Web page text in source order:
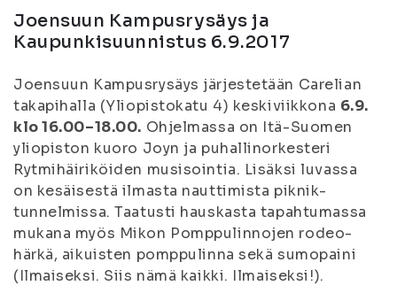
Joensuun Kampusrysäys ja
Kaupunkisuunnistus 6.9.2017
Joensuun Kampusrysäys järjestetään Carelian
takapihalla (Yliopistokatu 4) keskiviikkona 6.9.
klo 16.00–18.00. Ohjelmassa on Itä-Suomen
yliopiston kuoro Joyn ja puhallinorkesteri
Rytmihäiriköiden musisointia. Lisäksi luvassa
on kesäisestä ilmasta nauttimista piknik-
tunnelmissa. Taatusti hauskasta tapahtumassa
mukana myös Mikon Pomppulinnojen rodeo-
härkä, aikuisten pomppulinna sekä sumopaini
(Ilmaiseksi. Siis nämä kaikki. Ilmaiseksi!).